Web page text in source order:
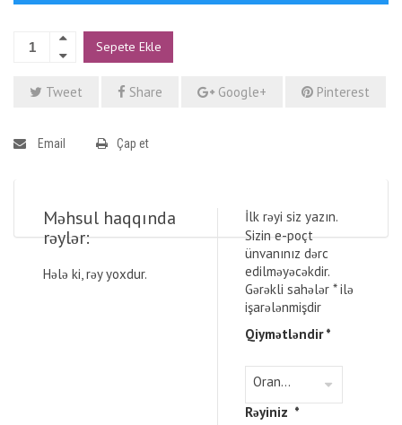
Sepete Ekle
Tweet Share Google+ Pinterest
Email Çap et
Məhsul haqqında
rəylər:
Hələ ki, rəy yoxdur.
İlk rəyi siz yazın.
Sizin e-poçt
ünvanınız dərc
edilməyəcəkdir.
Gərəkli sahələr *ilə
işarələnmişdir
Qiymətləndir*
Rəyiniz *